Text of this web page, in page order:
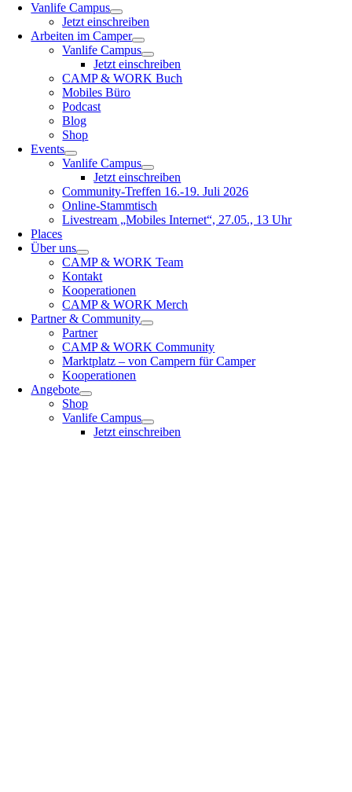
Vanlife Campus
Jetzt einschreiben
Arbeiten im Camper
Vanlife Campus
Jetzt einschreiben
CAMP & WORK Buch
Mobiles Büro
Podcast
Blog
Shop
Events
Vanlife Campus
Jetzt einschreiben
Community-Treffen 16.-19. Juli 2026
Online-Stammtisch
Livestream „Mobiles Internet“, 27.05., 13 Uhr
Places
Über uns
CAMP & WORK Team
Kontakt
Kooperationen
CAMP & WORK Merch
Partner & Community
Partner
CAMP & WORK Community
Marktplatz – von Campern für Camper
Kooperationen
Angebote
Shop
Vanlife Campus
Jetzt einschreiben